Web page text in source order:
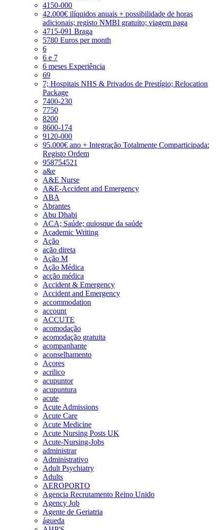
4150-000
42.000€ ilíquidos anuais + possibilidade de horas
adicionais; registo NMBI gratuito; viagem paga
4715-091 Braga
5780 Euros per month
6
6 e 7
6 meses Experiência
69
7; Hospitais NHS & Privados de Prestígio; Relocation
Package
7400-230
7750
8200
8600-174
9120-000
95.000€ ano + Integração Totalmente Comparticipada:
Registo Ordem
958754521
a&e
A&E Nurse
A&E-Accident and Emergency
ABA
Abrantes
Abu Dhabi
ACA; Saúde; quiosque da saúde
Academic Writing
Ação
ação direta
Ação M
Ação Médica
acção médica
Accident & Emergency
Accident and Emergency
accommodation
account
ACCUTE
acomodação
acomodação gratuita
acompanhante
aconselhamento
Açores
acrilico
acupuntor
acupuntura
acute
Acute Admissions
Acute Care
Acute Medicine
Acute Nursing Posts UK
Acute-Nursing-Jobs
administrar
Administrativo
Adult Psychiatry
Adults
AEROPORTO
Agencia Recrutamento Reino Unido
Agency Job
Agente de Geriatria
águeda